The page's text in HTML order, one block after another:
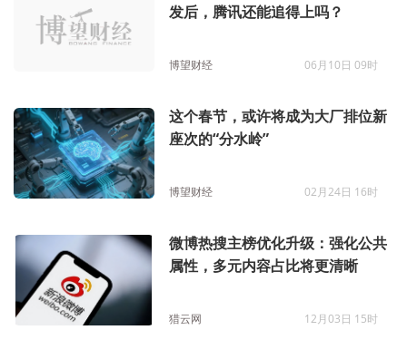
发后，腾讯还能追得上吗？
博望财经 06月10日 09时
这个春节，或许将成为大厂排位新
座次的“分水岭”
博望财经 02月24日 16时
微博热搜主榜优化升级：强化公共
属性，多元内容占比将更清晰
猎云网 12月03日 15时